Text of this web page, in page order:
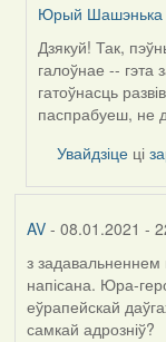
Юрый Шашэнька
In
reply
to
by
arktous
Дзякуй! Так,
галоўнае -- гэта
гатоўнасць
паспрабуеш, не
Увайдзіце ці
AV- 08.01.2021 -
з задавальненнем
напісана. Юра-
еўрапейскай
самкай адрозніў?